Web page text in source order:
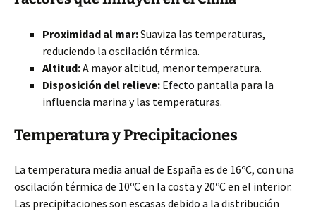
Proximidad al mar:Suaviza las temperaturas,
reduciendo la oscilación térmica.
Altitud:A mayor altitud, menor temperatura.
Disposición del relieve: Efecto pantalla para la
influencia marina y las temperaturas.
Temperatura y Precipitaciones
La temperatura media anual de España es de 16ºC, con una
oscilación térmica de 10ºC en la costa y 20ºC en el interior.
Las precipitaciones son escasas debido a la distribución